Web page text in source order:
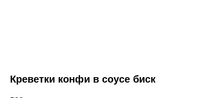
Креветки конфи в соусе биск